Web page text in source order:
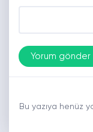
Bu yazıya henüz